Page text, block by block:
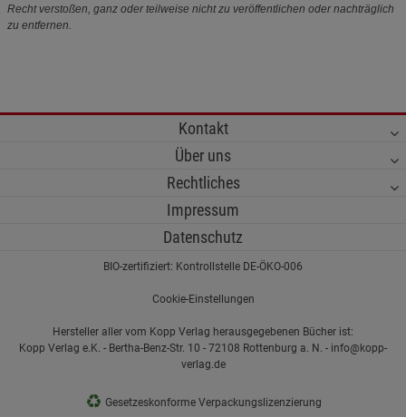
Recht verstoßen, ganz oder teilweise nicht zu veröffentlichen oder nachträglich
zu entfernen.
Kontakt
Über uns
Rechtliches
Impressum
Datenschutz
BIO-zertifiziert: Kontrollstelle DE-ÖKO-006
Cookie-Einstellungen
Hersteller aller vom Kopp Verlag herausgegebenen Bücher ist:
Kopp Verlag e.K. - Bertha-Benz-Str. 10 - 72108 Rottenburg a. N. - info@kopp-
verlag.de
♻ Gesetzeskonforme Verpackungslizenzierung